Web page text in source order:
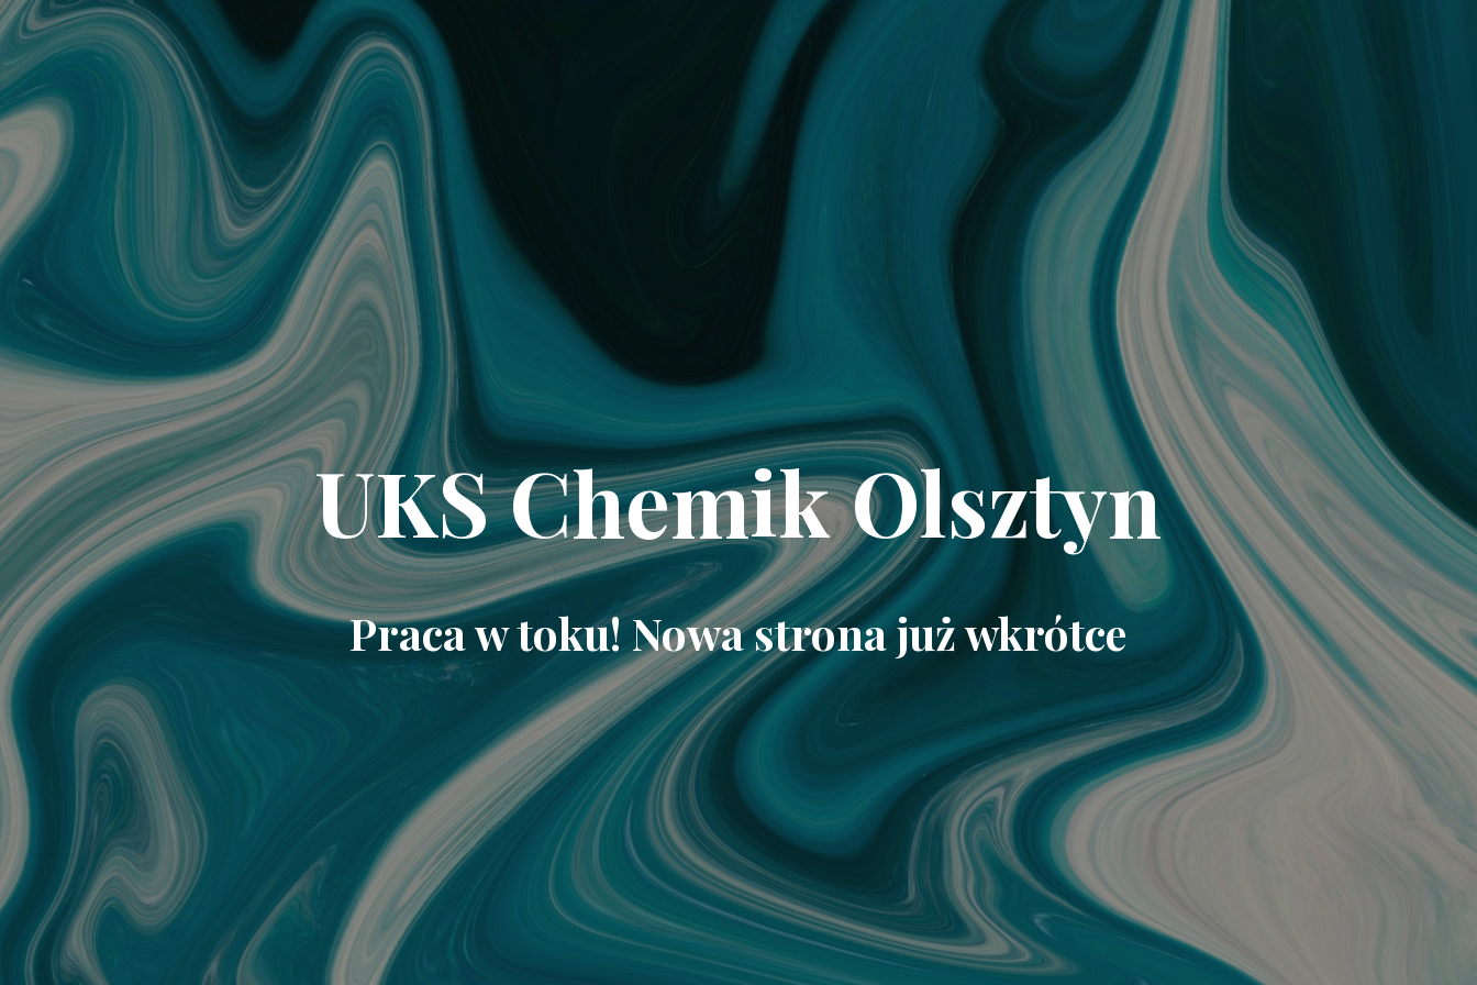
UKS Chemik Olsztyn
Praca w toku! Nowa strona już wkrótce